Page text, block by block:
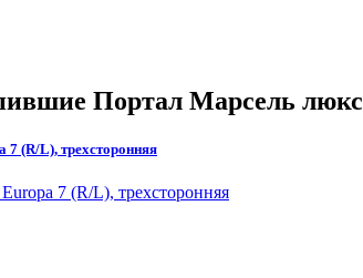
Портал Марсель люкс
7 (R/L), трехсторонняя